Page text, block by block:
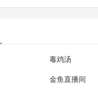
毒鸡汤
金鱼直播间